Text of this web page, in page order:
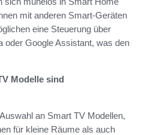
mit anderen Smart-Geräten
eine Steuerung über
oder Google Assistant, was den
Modelle sind
an Smart TV Modellen,
für kleine Räume als auch